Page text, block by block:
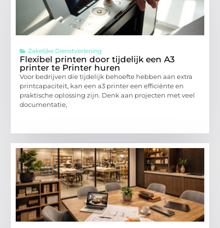
Zakelijke Dienstverlening
Flexibel printen door tijdelijk een A3
printer te Printer huren
Voor bedrijven die tijdelijk behoefte hebben aan extra
printcapaciteit, kan een a3 printer een efficiënte en
praktische oplossing zijn. Denk aan projecten met veel
documentatie,